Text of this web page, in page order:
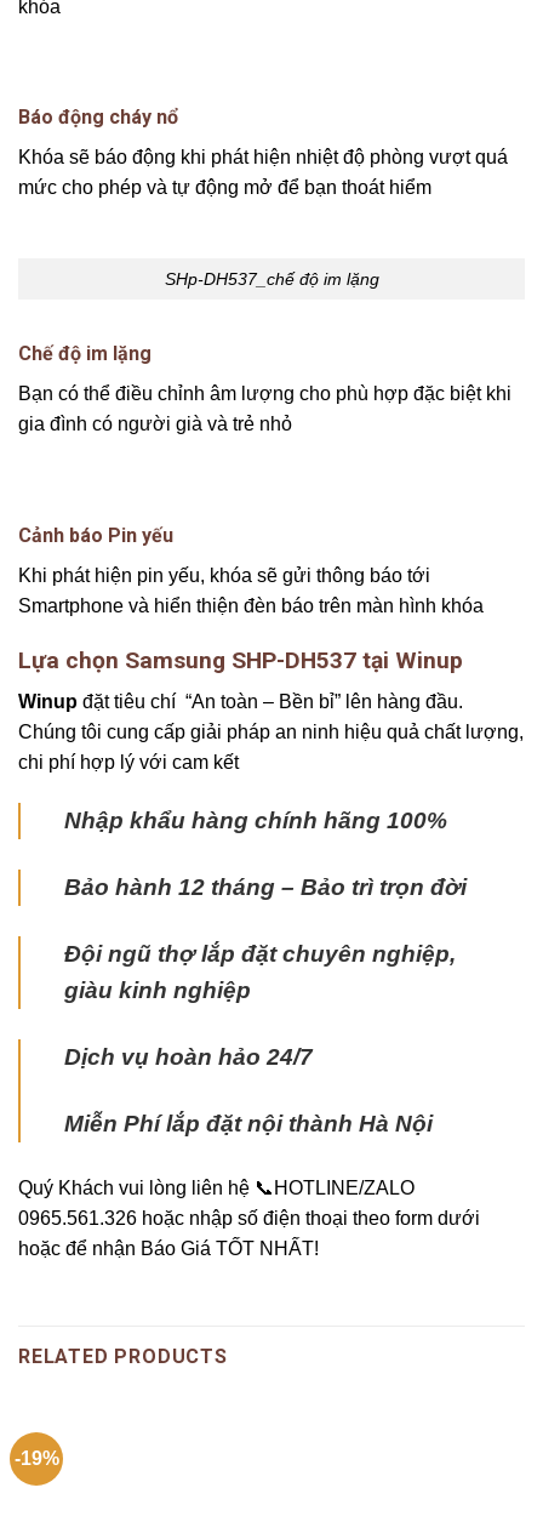
khóa
Báo động cháy nổ
Khóa sẽ báo động khi phát hiện nhiệt độ phòng vượt quá
mức cho phép và tự động mở để bạn thoát hiểm
SHp-DH537_chế độ im lặng
Chế độ im lặng
Bạn có thể điều chỉnh âm lượng cho phù hợp đặc biệt khi
gia đình có người già và trẻ nhỏ
Cảnh báo Pin yếu
Khi phát hiện pin yếu, khóa sẽ gửi thông báo tới
Smartphone và hiển thiện đèn báo trên màn hình khóa
Lựa chọn Samsung SHP-DH537 tại Winup
Winup đặt tiêu chí “An toàn – Bền bỉ” lên hàng đầu.
Chúng tôi cung cấp giải pháp an ninh hiệu quả chất lượng,
chi phí hợp lý với cam kết
Nhập khẩu hàng chính hãng 100%
Bảo hành 12 tháng – Bảo trì trọn đời
Đội ngũ thợ lắp đặt chuyên nghiệp,
giàu kinh nghiệp
Dịch vụ hoàn hảo 24/7
Miễn Phí lắp đặt nội thành Hà Nội
Quý Khách vui lòng liên hệ 📞HOTLINE/ZALO
0965.561.326 hoặc nhập số điện thoại theo form dưới
hoặc để nhận Báo Giá TỐT NHẤT!
RELATED PRODUCTS
-19%